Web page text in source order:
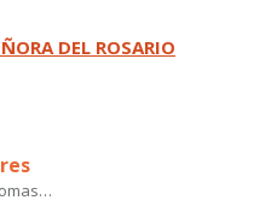
DEL ROSARIO